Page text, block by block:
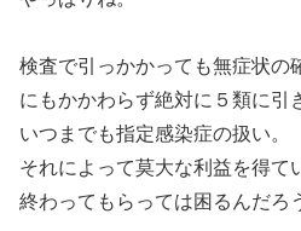
検査で引っかかっても無症状の
にもかかわらず絶対に５類に引
いつまでも指定感染症の扱い。
それによって莫大な利益を得て
終わってもらっては困るんだろ